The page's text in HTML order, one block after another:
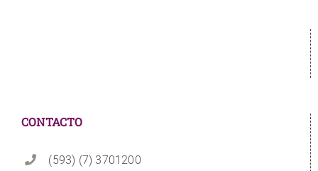
CONTACTO
(593) (7) 3701200